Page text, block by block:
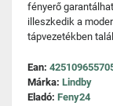
fényerő
illeszkedik a
tápvezetékben
Ean:
Márka: Lindby
Eladó: Feny24